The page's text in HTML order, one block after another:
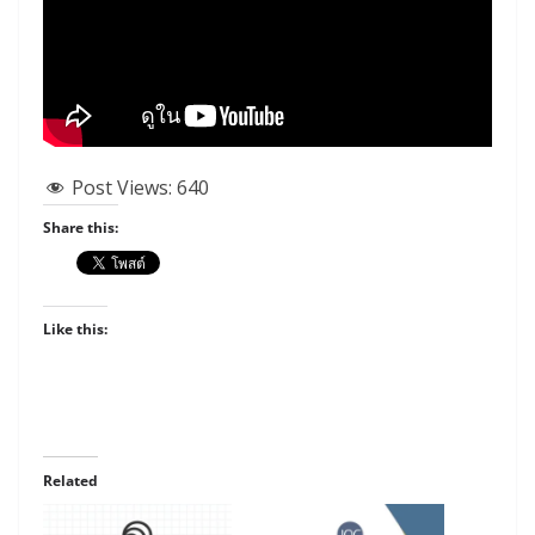
Post Views: 640
Share this:
Like this:
Related